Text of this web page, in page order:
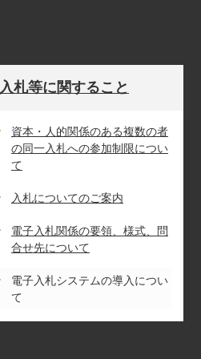
入札等に関すること
資本・人的関係のある複数の者
の同一入札への参加制限につい
て
入札についてのご案内
電子入札関係の要領、様式、問
合せ先について
電子入札システムの導入につい
て